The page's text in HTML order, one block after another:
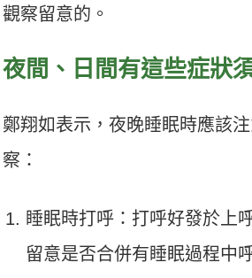
觀察留意的。
夜間、日間有這些症狀
鄭翔如表示，夜晚睡眠時應該
察：
睡眠時打呼：打呼好發於上
留意是否合併有睡眠過程中